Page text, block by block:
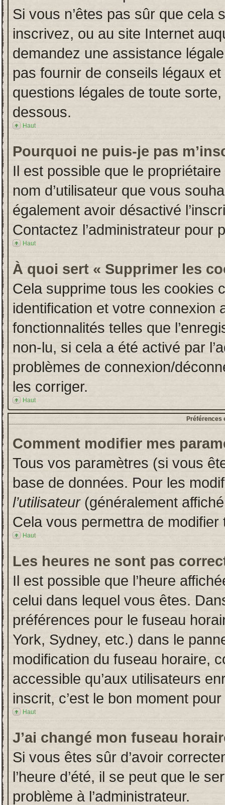
Si vous n’êtes pas sûr que cela
inscrivez, ou au site Internet
demandez une assistance
pas fournir de conseils légaux
questions légales de toute
dessous.
Haut
Pourquoi ne puis-je pas
Il est possible que le
nom d’utilisateur que vous
également avoir désactivé
Contactez l’administrateur pour
Haut
À quoi sert « Supprimer les
Cela supprime tous les cookies
identification et votre connexion
fonctionnalités telles que
non-lu, si cela a été activé par
problèmes de connexion/
les corriger.
Haut
Préférences
Comment modifier mes
Tous vos paramètres (si vous
base de données. Pour les
l’utilisateur(généralement
Cela vous permettra de
Haut
Les heures ne sont pas
Il est possible que l’heure
celui dans lequel vous êtes.
préférences pour le fuseau
York, Sydney, etc.) dans le
modification du fuseau horaire,
accessible qu’aux utilisateurs
inscrit, c’est le bon moment
Haut
J’ai changé mon fuseau
Si vous êtes sûr d’avoir
l’heure d’été, il se peut que le
problème à l’administrateur.